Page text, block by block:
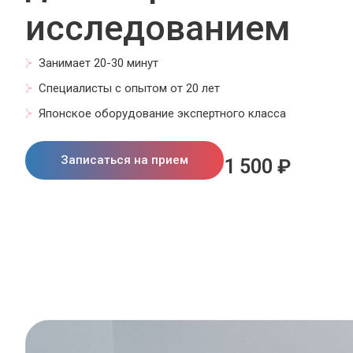
исследованием
Занимает 20-30 минут
Специалисты с опытом от 20 лет
Японское оборудование экспертного класса
Записаться на прием 1 500 ₽